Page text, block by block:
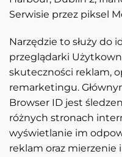
Serwisie przez piksel
Narzędzie to służy do
przeglądarki
skuteczności reklam,
remarketingu.
Browser ID jest
różnych stronach
wyświetlanie im
reklam oraz mierzenie